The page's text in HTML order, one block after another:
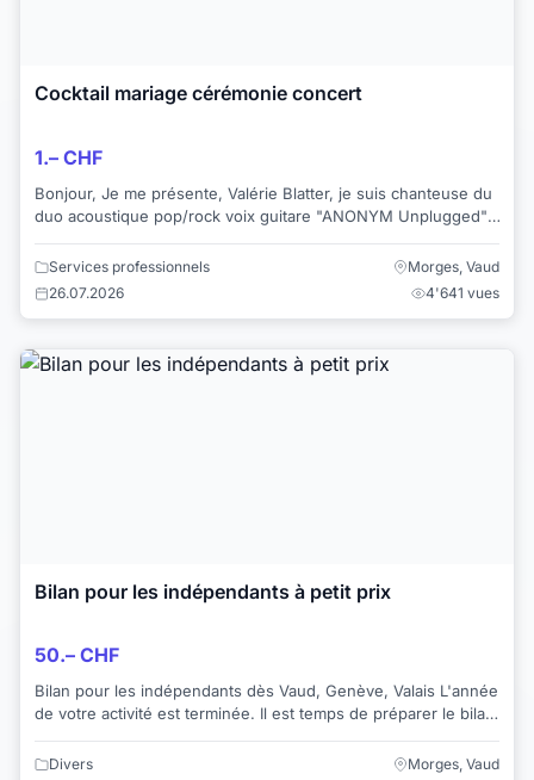
Cocktail mariage cérémonie concert
1.– CHF
Bonjour, Je me présente, Valérie Blatter, je suis chanteuse du
duo acoustique pop/rock voix guitare "ANONYM Unplugged".
Services professionnels
Morges, Vaud
26.07.2026
4'641 vues
Bilan pour les indépendants à petit prix
50.– CHF
Bilan pour les indépendants dès Vaud, Genève, Valais L'année
de votre activité est terminée. Il est temps de préparer le bilan
pour le joindre à votr...
Divers
Morges, Vaud